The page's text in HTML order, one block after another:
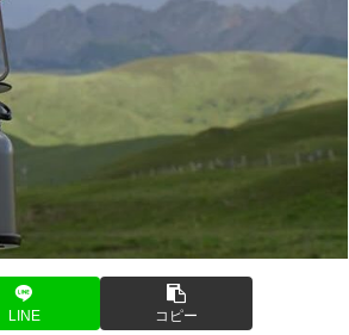
LINE コピー